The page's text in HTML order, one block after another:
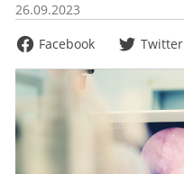
26.09.2023
Facebook
Twitter